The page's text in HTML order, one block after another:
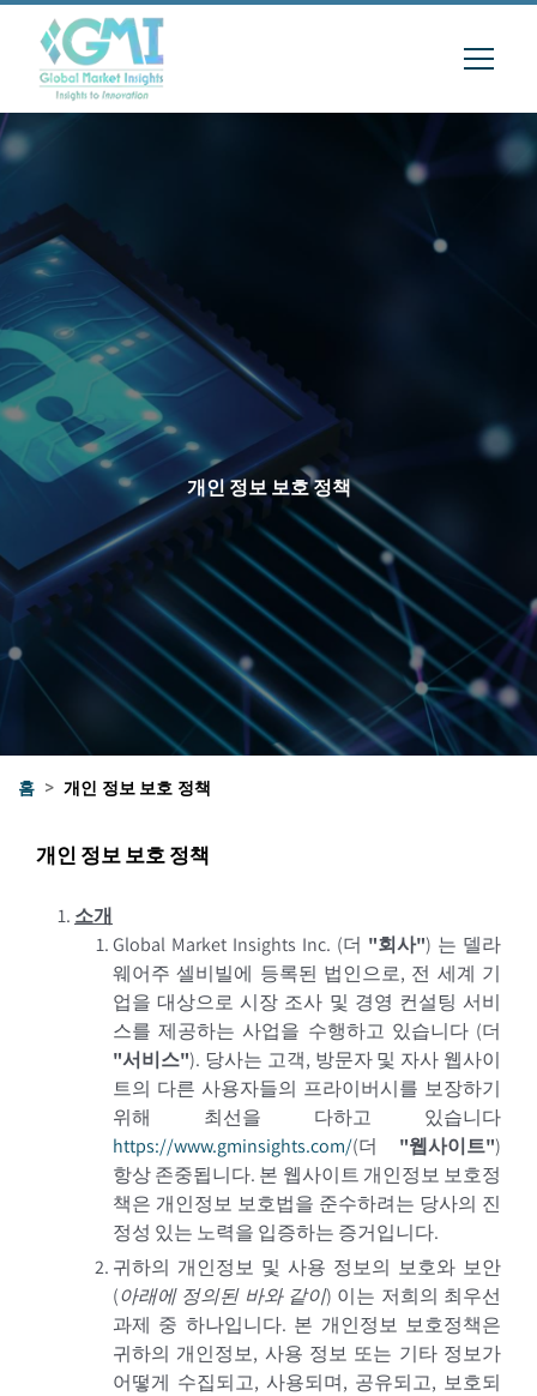
개인 정보 보호 정책
홈 > 개인 정보 보호 정책
개인 정보 보호 정책
소개
Global Market Insights Inc. (더 "회사") 는 델라
웨어주 셀비빌에 등록된 법인으로, 전 세계 기
업을 대상으로 시장 조사 및 경영 컨설팅 서비
스를 제공하는 사업을 수행하고 있습니다(더
"서비스"). 당사는 고객, 방문자 및 자사 웹사이
트의 다른 사용자들의 프라이버시를 보장하기
위해 최선을 다하고 있습니다
https://www.gminsights.com/(더 "웹사이트")
항상 존중됩니다. 본 웹사이트 개인정보 보호정
책은 개인정보 보호법을 준수하려는 당사의 진
정성 있는 노력을 입증하는 증거입니다.
귀하의 개인정보 및 사용 정보의 보호와 보안
(아래에 정의된 바와 같이) 이는 저희의 최우선
과제 중 하나입니다. 본 개인정보 보호정책은
귀하의 개인정보, 사용 정보 또는 기타 정보가
어떻게 수집되고, 사용되며, 공유되고, 보호되